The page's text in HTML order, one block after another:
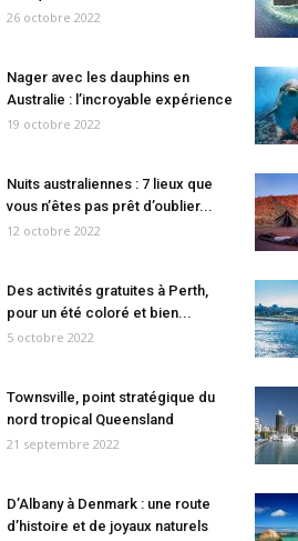
26 octobre 2022
Nager avec les dauphins en
Australie : l’incroyable expérience
19 octobre 2022
Nuits australiennes : 7 lieux que
vous n’êtes pas prêt d’oublier...
12 octobre 2022
Des activités gratuites à Perth,
pour un été coloré et bien...
5 octobre 2022
Townsville, point stratégique du
nord tropical Queensland
21 septembre 2022
D’Albany à Denmark : une route
d’histoire et de joyaux naturels